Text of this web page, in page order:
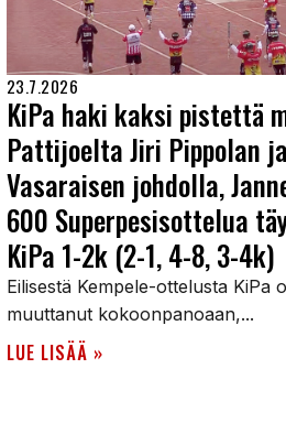
23.7.2026
KiPa haki kaksi pistettä
Pattijoelta Jiri Pippolan
Vasaraisen johdolla,
600 Superpesisottelua
KiPa 1-2k (2-1, 4-8, 3-4k)
Eilisestä Kempele-ottelusta KiPa
muuttanut kokoonpanoaan,...
LUE LISÄÄ »